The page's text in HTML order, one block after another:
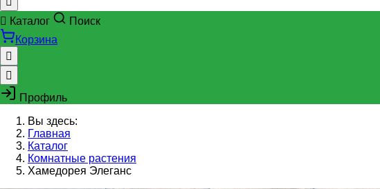
Каталог
Поиск
Корзина
Профиль
Вы здесь:
Главная
Каталог
Комнатные растения
Хамедорея Элеганс